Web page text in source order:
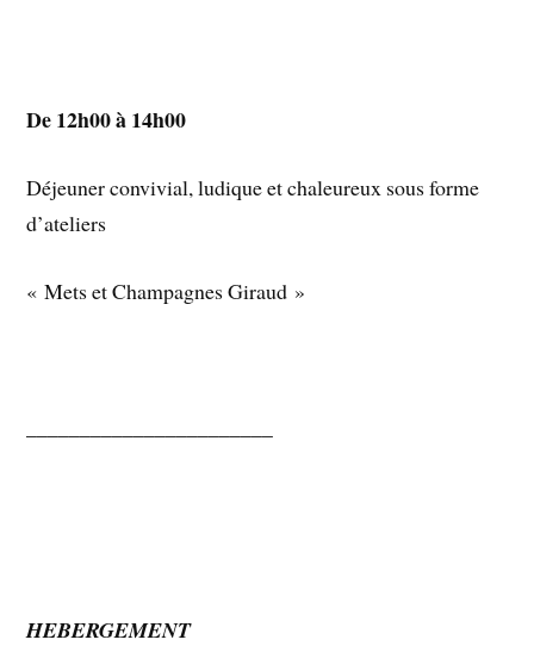
De 12h00 à 14h00
Déjeuner convivial, ludique et chaleureux sous forme
d’ateliers
« Mets et Champagnes Giraud »
HEBERGEMENT